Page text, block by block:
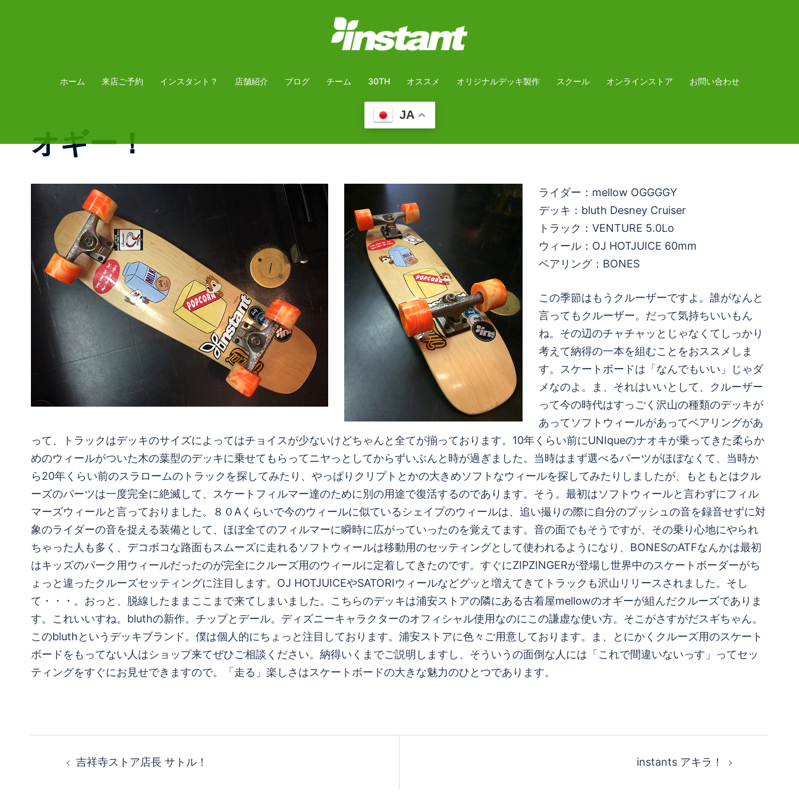
ホーム 来店ご予約 インスタント？ 店舗紹介 ブログ チーム 30TH オススメ オリジナルデッキ製作 スクール オンラインストア お問い合わせ
JA
オギー！
ライダー：mellow OGGGGY
デッキ：bluth Desney Cruiser
トラック：VENTURE 5.0Lo
ウィール：OJ HOTJUICE 60mm
ベアリング：BONES
この季節はもうクルーザーですよ。誰がなんと
言ってもクルーザー。だって気持ちいいもん
ね。その辺のチャチャッとじゃなくてしっかり
考えて納得の一本を組むことをおススメしま
す。スケートボードは「なんでもいい」じゃダ
メなのよ。ま、それはいいとして、クルーザー
って今の時代はすっごく沢山の種類のデッキが
あってソフトウィールがあってベアリングがあ
って、トラックはデッキのサイズによってはチョイスが少ないけどちゃんと全てが揃っております。10年くらい前にUNIqueのナオキが乗ってきた柔らか
めのウィールがついた木の葉型のデッキに乗せてもらってニヤっとしてからずいぶんと時が過ぎました。当時はまず選べるパーツがほぼなくて、当時か
ら20年くらい前のスラロームのトラックを探してみたり、やっぱりクリプトとかの大きめソフトなウィールを探してみたりしましたが、もともとはクル
ーズのパーツは一度完全に絶滅して、スケートフィルマー達のために別の用途で復活するのであります。そう。最初はソフトウィールと言わずにフィル
マーズウィールと言っておりました。８０Aくらいで今のウィールに似ているシェイプのウィールは、追い撮りの際に自分のプッシュの音を録音せずに対
象のライダーの音を捉える装備として、ほぼ全てのフィルマーに瞬時に広がっていったのを覚えてます。音の面でもそうですが、その乗り心地にやられ
ちゃった人も多く、デコボコな路面もスムーズに走れるソフトウィールは移動用のセッティングとして使われるようになり、BONESのATFなんかは最初
はキッズのパーク用ウィールだったのが完全にクルーズ用のウィールに定着してきたのです。すぐにZIPZINGERが登場し世界中のスケートボーダーがち
ょっと違ったクルーズセッティングに注目します。OJ HOTJUICEやSATORIウィールなどグッと増えてきてトラックも沢山リリースされました。そし
て・・・。おっと、脱線したままここまで来てしまいました。こちらのデッキは浦安ストアの隣にある古着屋mellowのオギーが組んだクルーズでありま
す。これいいすね。bluthの新作。チップとデール。ディズニーキャラクターのオフィシャル使用なのにこの謙虚な使い方。そこがさすがだスギちゃん。
このbluthというデッキブランド。僕は個人的にちょっと注目しております。浦安ストアに色々ご用意しております。ま、とにかくクルーズ用のスケート
ボードをもってない人はショップ来てぜひご相談ください。納得いくまでご説明しますし、そういうの面倒な人には「これで間違いないっす」ってセッ
ティングをすぐにお見せできますので。「走る」楽しさはスケートボードの大きな魅力のひとつであります。
吉祥寺ストア店長 サトル！ instants アキラ！